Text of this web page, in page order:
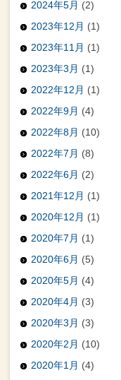
2024年5月 (2)
2023年12月 (1)
2023年11月 (1)
2023年3月 (1)
2022年12月 (1)
2022年9月 (4)
2022年8月 (10)
2022年7月 (8)
2022年6月 (2)
2021年12月 (1)
2020年12月 (1)
2020年7月 (1)
2020年6月 (5)
2020年5月 (4)
2020年4月 (3)
2020年3月 (3)
2020年2月 (10)
2020年1月 (4)